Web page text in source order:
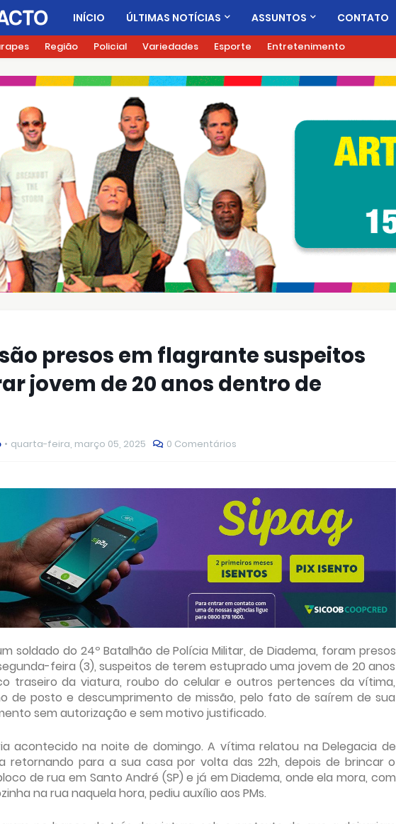
INÍCIO ÚLTIMAS NOTÍCIAS ASSUNTOS CONTATO
Região Policial Variedades Esporte Entretenimento
são presos em flagrante suspeitos
jovem de 20 anos dentro de
quarta-feira, março 05, 2025 0 Comentários
soldado do 24º Batalhão de Polícia Militar, de Diadema, foram presos
feira (3), suspeitos de terem estuprado uma jovem de 20 anos
traseiro da viatura, roubo do celular e outros pertences da vítima,
de posto e descumprimento de missão, pelo fato de saírem de sua
sem autorização e sem motivo justificado.
acontecido na noite de domingo. A vítima relatou na Delegacia de
retornando para a sua casa por volta das 22h, depois de brincar o
de rua em Santo André (SP) e já em Diadema, onde ela mora, com
na rua naquela hora, pediu auxílio aos PMs.